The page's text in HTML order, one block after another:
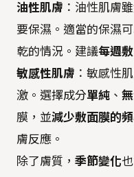
油性肌膚 ：油性肌膚
要保濕。適當的保濕
乾的情況。建議每週
敏感性肌膚 ：敏感性
激。選擇成分單純 、
膜，並減少敷面膜的
膚反應。
除了膚質， 季節變化